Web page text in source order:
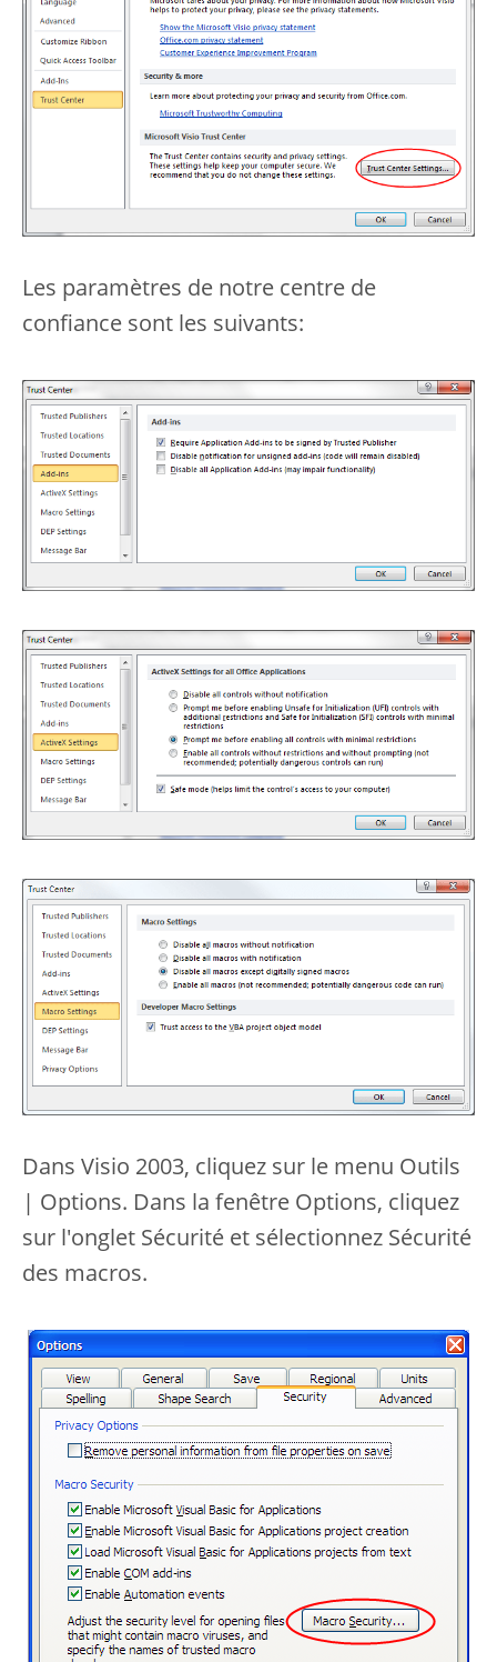
Les paramètres de notre centre de
confiance sont les suivants:
Dans Visio 2003, cliquez sur le menu Outils
| Options. Dans la fenêtre Options, cliquez
sur l'onglet Sécurité et sélectionnez Sécurité
des macros.